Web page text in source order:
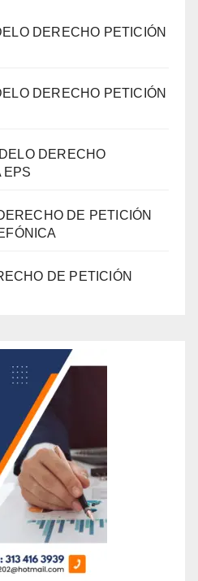
DERECHO PETICIÓN
DERECHO PETICIÓN
DERECHO
EPS
DE PETICIÓN
DE PETICIÓN